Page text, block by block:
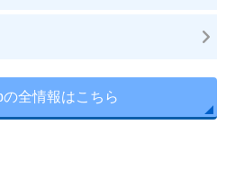
全情報はこちら